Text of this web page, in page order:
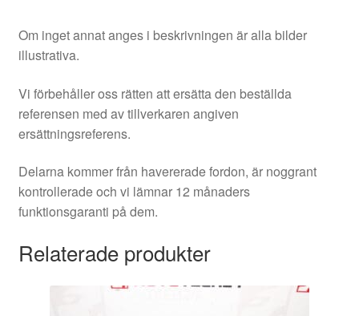
Om inget annat anges i beskrivningen är alla bilder
illustrativa.
Vi förbehåller oss rätten att ersätta den beställda
referensen med av tillverkaren angiven
ersättningsreferens.
Delarna kommer från havererade fordon, är noggrant
kontrollerade och vi lämnar 12 månaders
funktionsgaranti på dem.
Relaterade produkter